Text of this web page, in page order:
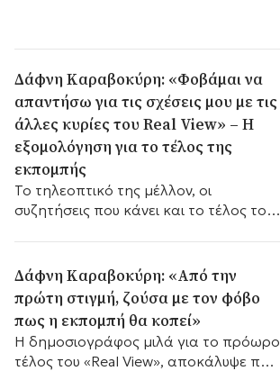
Δάφνη Καραβοκύρη: «Φοβάμαι να
απαντήσω για τις σχέσεις μου με τις
άλλες κυρίες του Real View» – Η
εξομολόγηση για το τέλος της
εκπομπής
Το τηλεοπτικό της μέλλον, οι
συζητήσεις που κάνει και το τέλος του
Δάφνη Καραβοκύρη: «Από την
πρώτη στιγμή, ζούσα με τον φόβο
πως η εκπομπή θα κοπεί»
Η δημοσιογράφος μιλά για το πρόωρο
τέλος του «Real View», αποκάλυψε πώς